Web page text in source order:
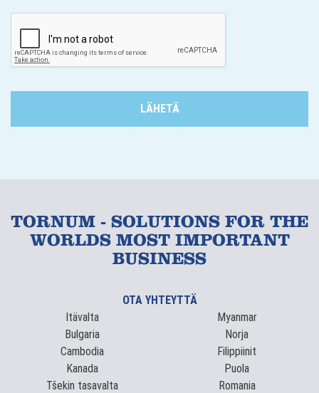
TORNUM - SOLUTIONS FOR THE
WORLDS MOST IMPORTANT
BUSINESS
OTA YHTEYTTÄ
Itävalta
Bulgaria
Cambodia
Kanada
Tšekin tasavalta
Myanmar
Norja
Filippiinit
Puola
Romania